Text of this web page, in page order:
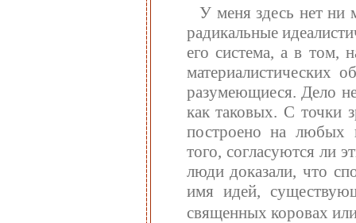
У меня здесь нет ни
радикальные
его система, а в том,
материалистических
разумеющиеся. Дело
как таковых. С точки
построено на любых
того, согласуются ли
люди доказали, что
имя идей,
священных коровах